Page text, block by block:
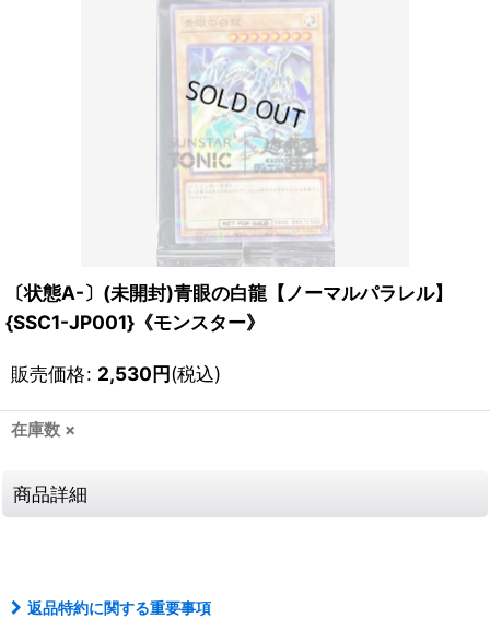
〔状態A-〕(未開封)青眼の白龍【ノーマルパラレル】
{SSC1-JP001}《モンスター》
販売価格: 2,530円(税込)
在庫数 ×
商品詳細
返品特約に関する重要事項